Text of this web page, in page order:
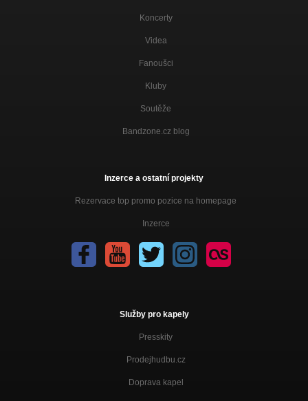
Koncerty
Videa
Fanoušci
Kluby
Soutěže
Bandzone.cz blog
Inzerce a ostatní projekty
Rezervace top promo pozice na homepage
Inzerce
Služby pro kapely
Presskity
Prodejhudbu.cz
Doprava kapel